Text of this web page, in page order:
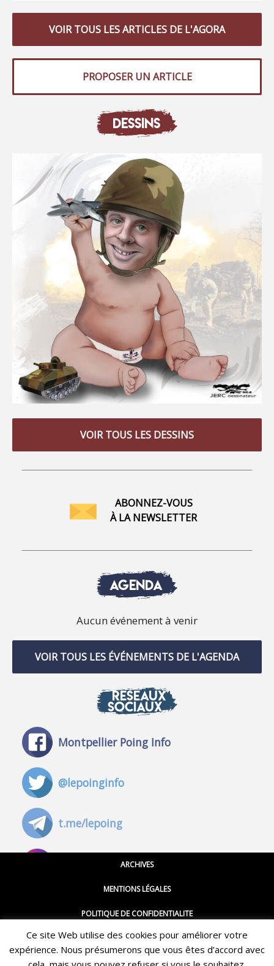
VOIR TOUS LES ARTICLES DE L'AGORA
PROPOSER UN ARTICLE
DESSINS
VOIR TOUS LES DESSINS
ABONNEZ-VOUS
À LA NEWSLETTER
AGENDA
Aucun événement à venir
VOIR TOUS LES ÉVÉNEMENTS DE L'AGENDA
RÉSEAUX
SOCIAUX
Montpellier Poing Info
@lepoinginfo
t.me/lepoing
@montpellierpoinginfo
@LePoingMontpellier
ARCHIVES
MENTIONS LÉGALES
POLITIQUE DE CONFIDENTIALITE
CGU
CONTACT
Restez informé·e des dernières actualités du Poing !
Ce site Web utilise des cookies pour améliorer votre
expérience. Nous présumerons que vous êtes d’accord avec